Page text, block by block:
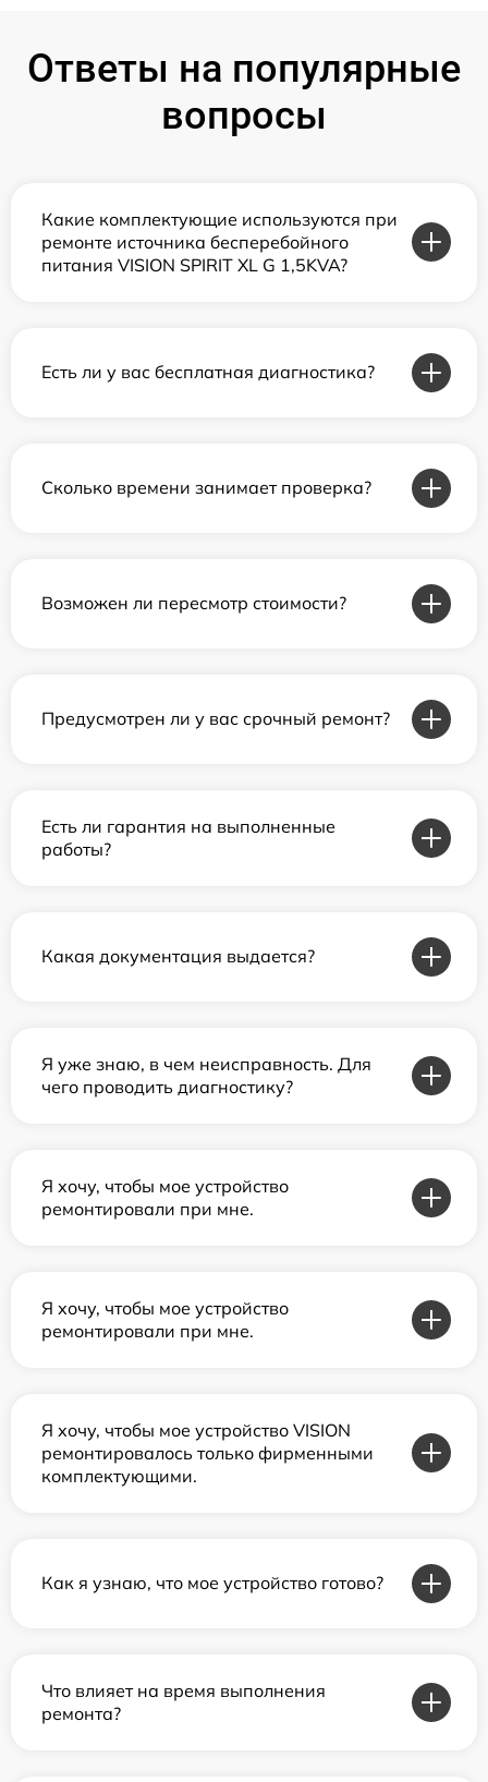
Ответы на популярные
вопросы
Какие комплектующие используются при
ремонте источника бесперебойного
питания VISION SPIRIT XL G 1,5KVA?
Есть ли у вас бесплатная диагностика?
Сколько времени занимает проверка?
Возможен ли пересмотр стоимости?
Предусмотрен ли у вас срочный ремонт?
Есть ли гарантия на выполненные
работы?
Какая документация выдается?
Я уже знаю, в чем неисправность. Для
чего проводить диагностику?
Я хочу, чтобы мое устройство
ремонтировали при мне.
Я хочу, чтобы мое устройство
ремонтировали при мне.
Я хочу, чтобы мое устройство VISION
ремонтировалось только фирменными
комплектующими.
Как я узнаю, что мое устройство готово?
Что влияет на время выполнения
ремонта?